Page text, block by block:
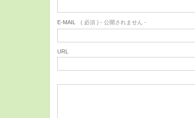
E-MAIL ( 必須 ) - 公開されません -
URL